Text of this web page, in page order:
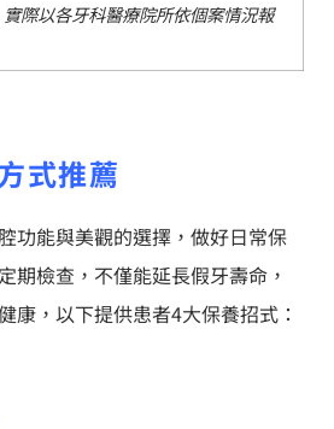
際以各牙科醫療院所依個案情況報
式推薦
功能與美觀的選擇，做好日常保
期檢查，不僅能延長假牙壽命，
康，以下提供患者4大保養招式：